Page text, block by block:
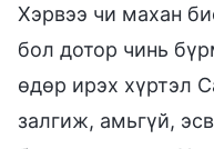
Хэрвээ чи махан
бол дотор чинь
өдөр ирэх хүртэл
залгиж, амьгүй,